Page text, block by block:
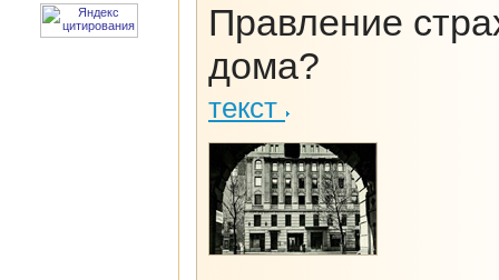
Правление
дома?
текст